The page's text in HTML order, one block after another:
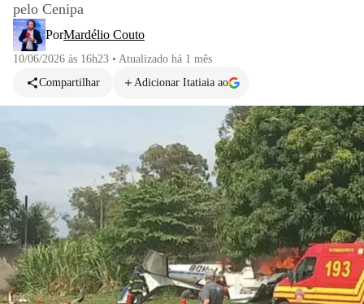
pelo Cenipa
PorMardélio Couto
10/06/2026 às 16h23 • Atualizado há 1 mês
Compartilhar
Adicionar Itatiaia ao